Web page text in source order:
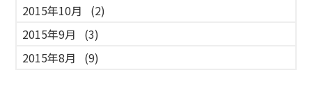
2015年10月
(2)
2015年9月
(3)
2015年8月
(9)